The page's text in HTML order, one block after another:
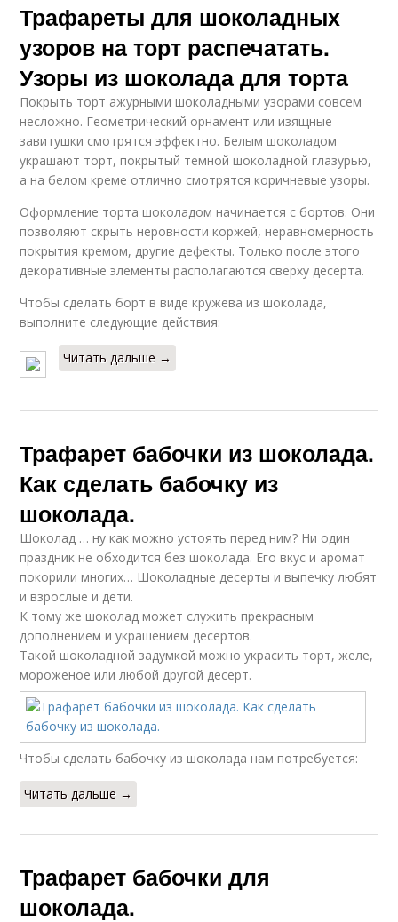
Трафареты для шоколадных
узоров на торт распечатать.
Узоры из шоколада для торта
Покрыть торт ажурными шоколадными узорами совсем
несложно. Геометрический орнамент или изящные
завитушки смотрятся эффектно. Белым шоколадом
украшают торт, покрытый темной шоколадной глазурью,
а на белом креме отлично смотрятся коричневые узоры.
Оформление торта шоколадом начинается с бортов. Они
позволяют скрыть неровности коржей, неравномерность
покрытия кремом, другие дефекты. Только после этого
декоративные элементы располагаются сверху десерта.
Чтобы сделать борт в виде кружева из шоколада,
выполните следующие действия:
Читать дальше →
Трафарет бабочки из шоколада.
Как сделать бабочку из
шоколада.
Шоколад … ну как можно устоять перед ним? Ни один
праздник не обходится без шоколада. Его вкус и аромат
покорили многих… Шоколадные десерты и выпечку любят
и взрослые и дети.
К тому же шоколад может служить прекрасным
дополнением и украшением десертов.
Такой шоколадной задумкой можно украсить торт, желе,
мороженое или любой другой десерт.
Чтобы сделать бабочку из шоколада нам потребуется:
Читать дальше →
Трафарет бабочки для
шоколада.